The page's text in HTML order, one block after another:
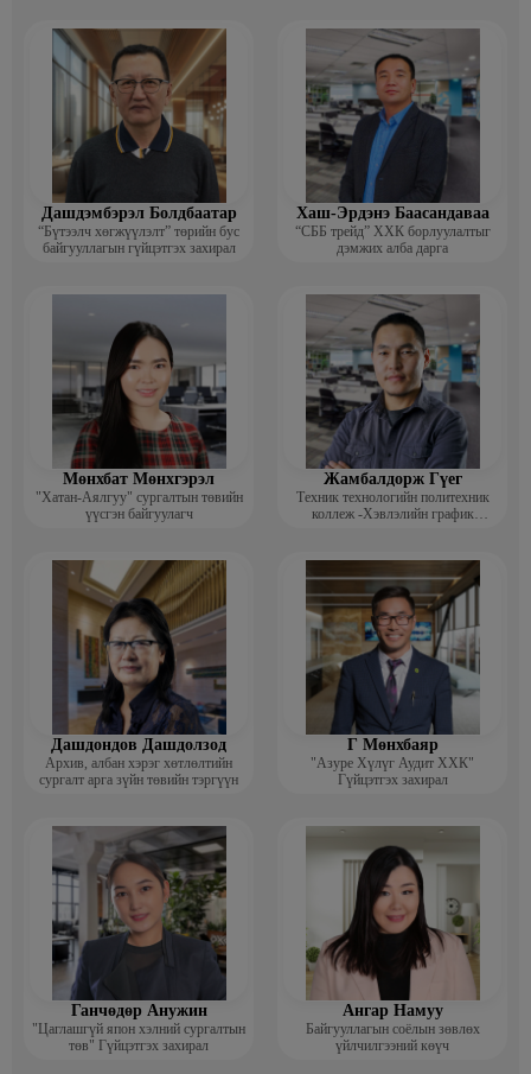
Дашдэмбэрэл Болдбаатар
“Бүтээлч хөгжүүлэлт” төрийн бус
байгууллагын гүйцэтгэх захирал
Хаш-Эрдэнэ Баасандаваа
“СББ трейд” ХХК борлуулалтыг
дэмжих алба дарга
Мөнхбат Мөнхгэрэл
"Хатан-Аялгуу" сургалтын төвийн
үүсгэн байгуулагч
Жамбалдорж Гүег
Техник технологийн политехник
коллеж -Хэвлэлийн график
Дашдондов Дашдолзод
Архив, албан хэрэг хөтлөлтийн
сургалт арга зүйн төвийн тэргүүн
Г Мөнхбаяр
"Азуре Хүлүг Аудит ХХК"
Гүйцэтгэх захирал
Ганчөдөр Анужин
"Цаглашгүй япон хэлний сургалтын
төв" Гүйцэтгэх захирал
Ангар Намуу
Байгууллагын соёлын зөвлөх
үйлчилгээний көүч